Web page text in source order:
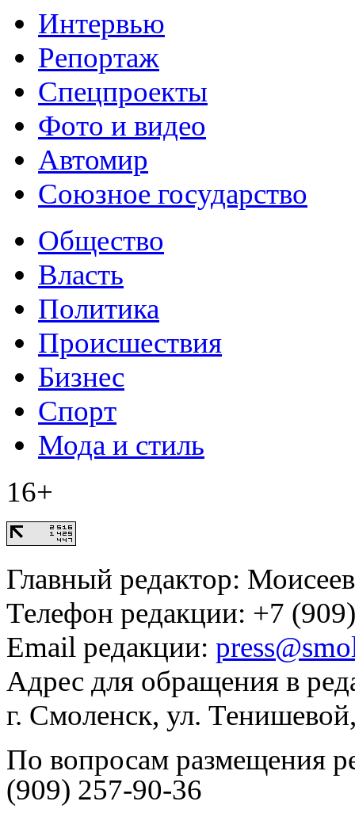
Интервью
Репортаж
Спецпроекты
Фото и видео
Автомир
Союзное государство
Общество
Власть
Политика
Происшествия
Бизнес
Спорт
Мода и стиль
16+
Главный редактор:
Телефон редакции: +7
Email редакции:
Адрес для обращения в
г. Смоленск, ул.
По вопросам размещения
(909) 257-90-36